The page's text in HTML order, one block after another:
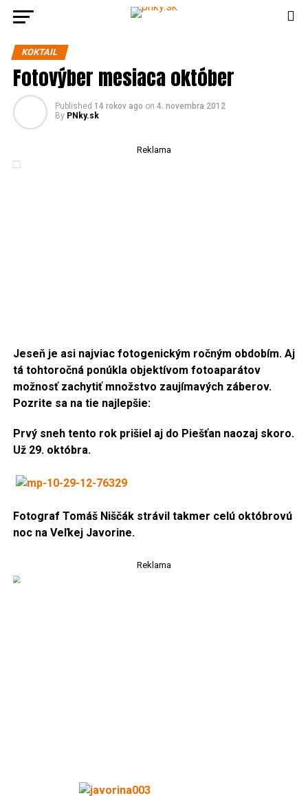
KOKTAIL
Fotovýber mesiaca október
Published 14 rokov ago on 4. novembra 2012
By PNky.sk
Reklama
Jeseň je asi najviac fotogenickým ročným obdobím. Aj
tá tohtoročná ponúkla objektívom fotoaparátov
možnosť zachytiť množstvo zaujímavých záberov.
Pozrite sa na tie najlepšie:
Prvý sneh tento rok prišiel aj do Piešťan naozaj skoro.
Už 29. októbra.
Fotograf Tomáš Niščák strávil takmer celú októbrovú
noc na Veľkej Javorine.
Reklama